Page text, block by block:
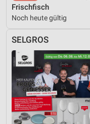
Frischfisch
Noch heute gültig
SELGROS
personalisierter
von Inhalten
Verwendung von
personalisierter
Messung der
Messung der